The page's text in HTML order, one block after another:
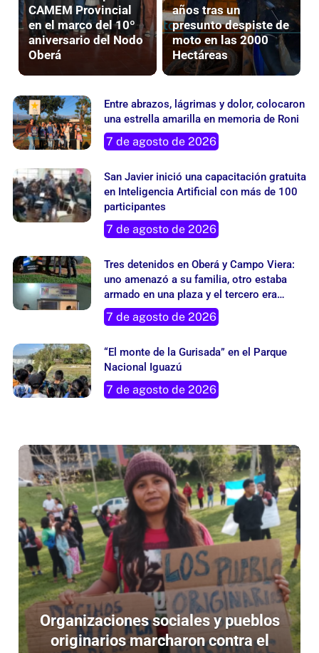
en el marco del 10º
aniversario del Nodo
Oberá
presunto despiste de
moto en las 2000
Hectáreas
una estrella amarilla en memoria de Roni
7 de agosto de 2026
en Inteligencia Artificial con más de 100
participantes
7 de agosto de 2026
uno amenazó a su familia, otro estaba
armado en una plaza y el tercero era
buscado por un robo
7 de agosto de 2026
Nacional Iguazú
7 de agosto de 2026
Organizaciones sociales y pueblos
originarios marcharon contra el
proyecto de ley de Inviolabilidad de la